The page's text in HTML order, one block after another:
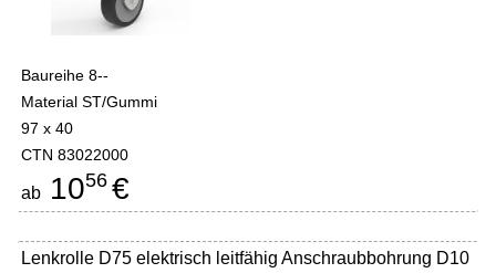
Baureihe 8--
Material ST/Gummi
97 x 40
CTN 83022000
ab 1056 €
Lenkrolle D75 elektrisch leitfähig Anschraubbohrung D10